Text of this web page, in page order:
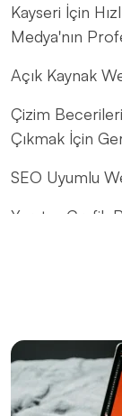
Kayseri İçin
Medya'nın
Açık Kaynak
Çizim Becerileri
Çıkmak İçin
SEO Uyumlu
Yaratıcı Grafik
Alesta Medya:
Çözümler
Basit